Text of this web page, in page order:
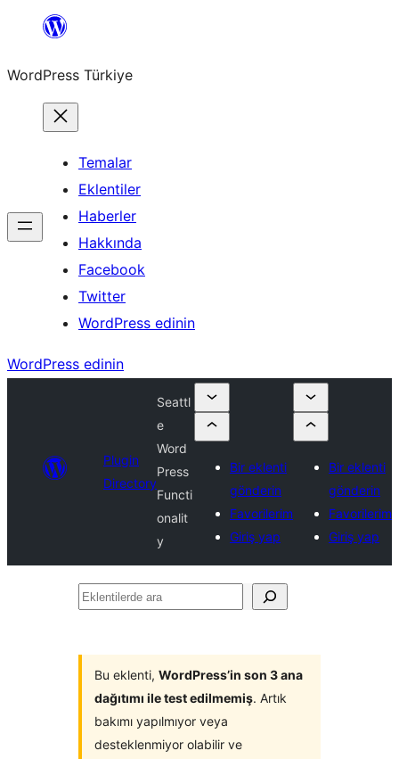
İçeriğe
WordPress Türkiye
Temalar
Eklentiler
Haberler
Hakkında
Facebook
Twitter
WordPress edinin
WordPress edinin
Plugin
Directory
Seattl
e
Word
Press
Functi
onalit
y
Bir eklenti
gönderin
Favorilerim
Giriş yap
Bir eklenti
gönderin
Favorilerim
Giriş yap
Eklentilerde
Bu eklenti, WordPress’in son 3 ana
dağıtımı ile test edilmemiş. Artık
bakımı yapılmıyor veya
desteklenmiyor olabilir ve